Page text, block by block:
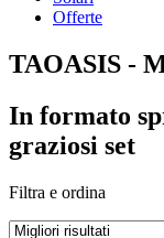
Offerte
TAOASIS -
In formato
graziosi set
Filtra e ordina